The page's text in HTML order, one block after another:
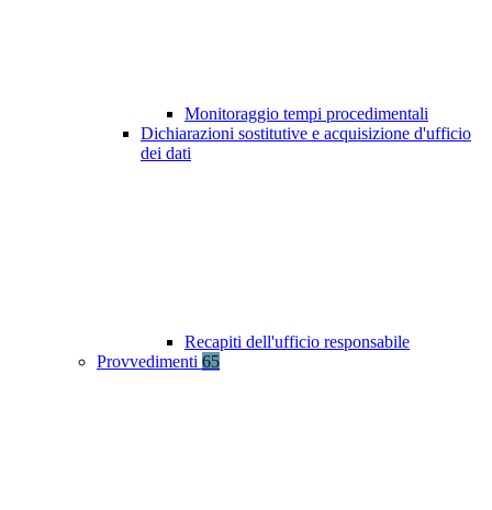
Monitoraggio tempi procedimentali
Dichiarazioni sostitutive e acquisizione d'ufficio
dei dati
Recapiti dell'ufficio responsabile
Provvedimenti 65